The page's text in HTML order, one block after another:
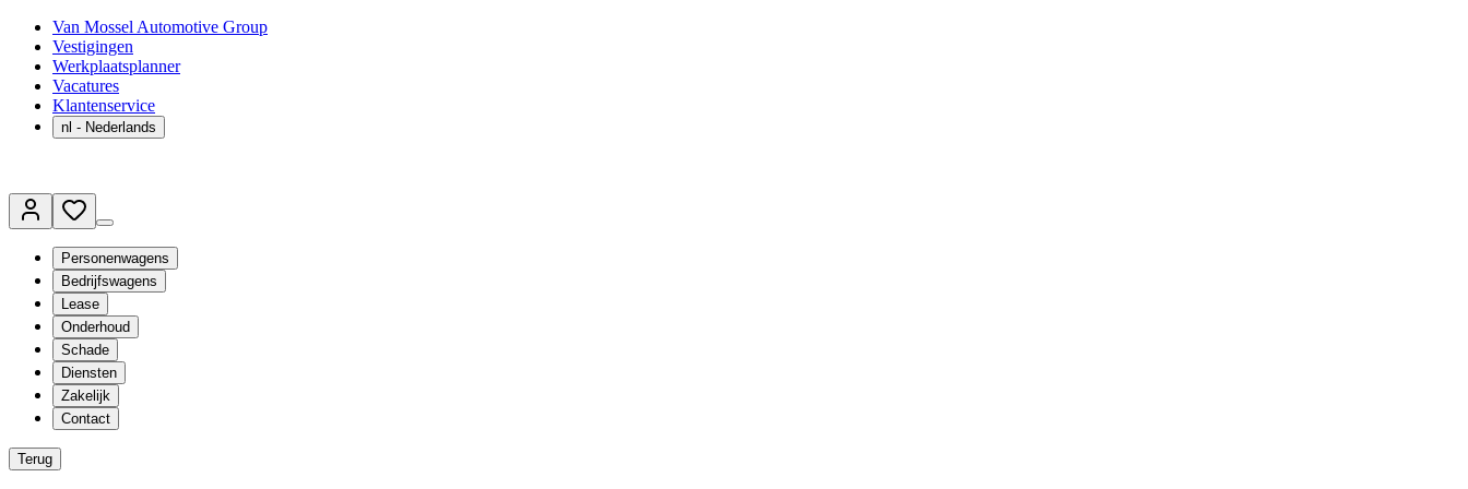
Van Mossel Automotive Group
Vestigingen
Werkplaatsplanner
Vacatures
Klantenservice
nl - Nederlands
Personenwagens
Bedrijfswagens
Lease
Onderhoud
Schade
Diensten
Zakelijk
Contact
Terug